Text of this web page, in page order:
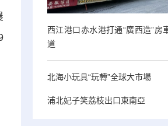
西江港口赤水港打通“廣西造”房
道
北海小玩具“玩轉”全球大市場
浦北妃子笑荔枝出口東南亞